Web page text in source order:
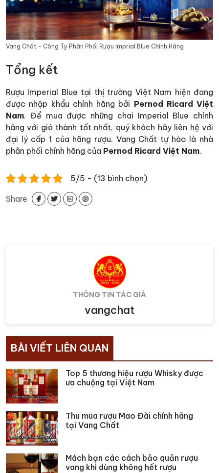
Vang Chất – Công Ty Phân Phối Rượu Imprial Blue Chính Hãng
Tổng kết
Rượu Imperial Blue tại thị trường Việt Nam hiện đang
được nhập khẩu chính hãng bởi Pernod Ricard Việt
Nam. Để mua được những chai Imperial Blue chính
hãng với giá thành tốt nhất, quý khách hãy liên hệ với
đại lý cấp 1 của hãng rượu. Vang Chất tự hào là nhà
phân phối chính hãng của Pernod Ricard Việt Nam.
5/5 - (13 bình chọn)
Share
THÔNG TIN TÁC GIẢ
vangchat
BÀI VIẾT LIÊN QUAN
Top 5 thương hiệu rượu Whisky được
ưa chuộng tại Việt Nam
Thu mua rượu Mao Đài chính hãng
tại Vang Chất
Mách bạn các cách bảo quản rượu
vang khi dùng không hết rượu